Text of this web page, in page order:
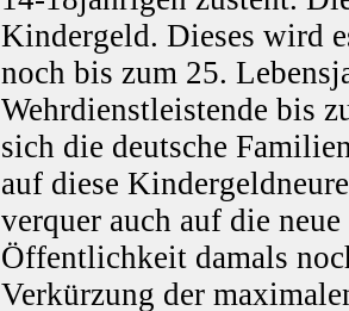
Kindergeld. Dieses wird
noch bis zum 25.
Wehrdienstleistende bis
sich die deutsche
auf diese
verquer auch auf die
Öffentlichkeit damals
Verkürzung der